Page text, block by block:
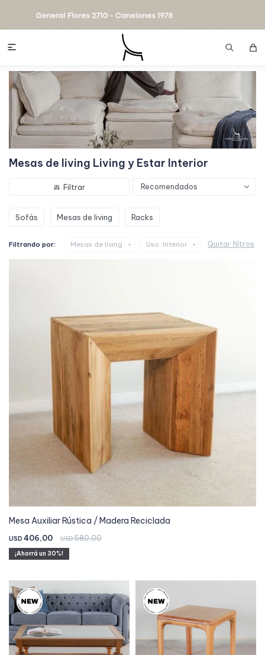

Mesas de living Living y Estar Interior
Recomendados
Sofás Mesas de living Racks
Filtrando por: Mesas de living Uso: Interior Quitar filtros
Mesa Auxiliar Rústica / Madera Reciclada
USD 406,00 USD580,00
30